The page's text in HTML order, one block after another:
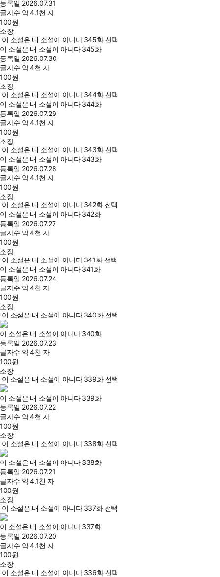
등록일 2026.07.31
글자수 약 4.1천 자
100원
소장
이 소설은 내 소설이 아니다 345화 선택
이 소설은 내 소설이 아니다 345화
등록일 2026.07.30
글자수 약 4천 자
100원
소장
이 소설은 내 소설이 아니다 344화 선택
이 소설은 내 소설이 아니다 344화
등록일 2026.07.29
글자수 약 4.1천 자
100원
소장
이 소설은 내 소설이 아니다 343화 선택
이 소설은 내 소설이 아니다 343화
등록일 2026.07.28
글자수 약 4.1천 자
100원
소장
이 소설은 내 소설이 아니다 342화 선택
이 소설은 내 소설이 아니다 342화
등록일 2026.07.27
글자수 약 4천 자
100원
소장
이 소설은 내 소설이 아니다 341화 선택
이 소설은 내 소설이 아니다 341화
등록일 2026.07.24
글자수 약 4천 자
100원
소장
이 소설은 내 소설이 아니다 340화 선택
이 소설은 내 소설이 아니다 340화
등록일 2026.07.23
글자수 약 4천 자
100원
소장
이 소설은 내 소설이 아니다 339화 선택
이 소설은 내 소설이 아니다 339화
등록일 2026.07.22
글자수 약 4천 자
100원
소장
이 소설은 내 소설이 아니다 338화 선택
이 소설은 내 소설이 아니다 338화
등록일 2026.07.21
글자수 약 4.1천 자
100원
소장
이 소설은 내 소설이 아니다 337화 선택
이 소설은 내 소설이 아니다 337화
등록일 2026.07.20
글자수 약 4.1천 자
100원
소장
이 소설은 내 소설이 아니다 336화 선택